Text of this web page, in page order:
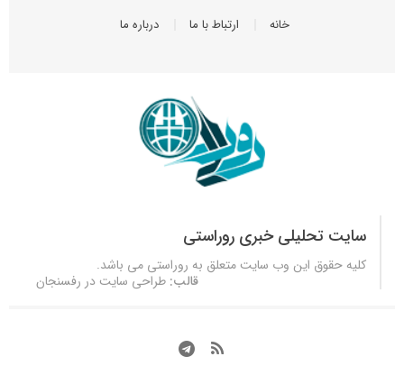
خانه ارتباط با ما درباره ما
سایت تحلیلی خبری روراستی
کلیه حقوق این وب سایت متعلق به روراستی می باشد.
قالب: طراحی سایت در رفسنجان